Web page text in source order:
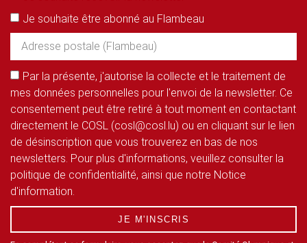
Je souhaite être abonné au Flambeau
Par la présente, j'autorise la collecte et le traitement de
mes données personnelles pour l'envoi de la newsletter. Ce
consentement peut être retiré à tout moment en contactant
directement le COSL (cosl@cosl.lu) ou en cliquant sur le lien
de désinscription que vous trouverez en bas de nos
newsletters. Pour plus d'informations, veuillez consulter la
politique de confidentialité, ainsi que notre Notice
d'information.
JE M'INSCRIS